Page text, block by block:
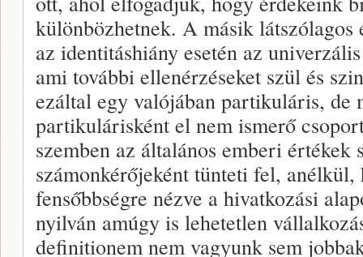
különbözhetnek. A másik látszólagos
az identitáshiány esetén az
ami további ellenérzéseket szül és
ezáltal egy valójában partikuláris, de
partikulárisként el nem ismerő
szemben az általános emberi értékek
számonkérőjeként tünteti fel,
fensőbbségre nézve a hivatkozási
nyilván amúgy is lehetetlen
definitionem nem vagyunk sem